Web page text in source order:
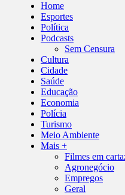
Home
Esportes
Política
Podcasts
Sem Censura
Cultura
Cidade
Saúde
Educação
Economia
Polícia
Turismo
Meio Ambiente
Mais +
Filmes em
Agronegócio
Empregos
Geral